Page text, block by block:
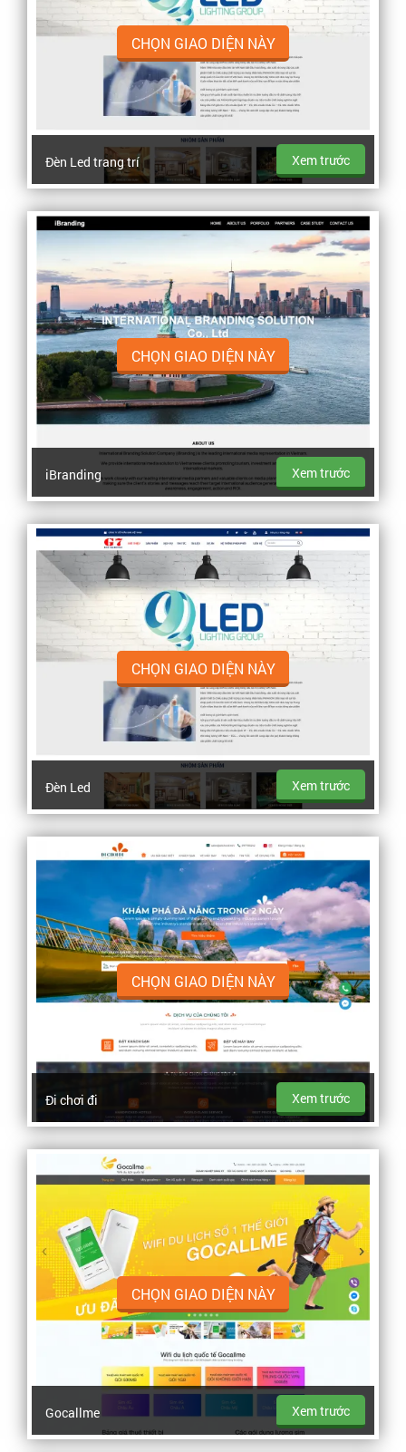
CHỌN GIAO DIỆN NÀY
Đèn Led trang trí Xem trước
CHỌN GIAO DIỆN NÀY
iBranding Xem trước
CHỌN GIAO DIỆN NÀY
Đèn Led Xem trước
CHỌN GIAO DIỆN NÀY
Đi chơi đi Xem trước
CHỌN GIAO DIỆN NÀY
Gocallme Xem trước